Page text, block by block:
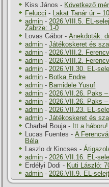
Kiss János - Következő
Felucci -
Lakat Tanár úr –
admin - 2026.VIII.5. EL-
Zabrze: 1-0
Lovas Gábor -Anekdoták:
admin -Játékoskeret és
admin - 2026.VIII.2.
admin - 2026.VIII.2.
admin - 2026.VII.30. EL-
admin - Botka Endre
admin - Bamidele Yusuf
admin - 2026.VII.26. Paks
admin - 2026.VII.26. Paks
admin - 2026.VII.23. EL-
admin -Játékoskeret és
Charbel Bouja - Itt a háboru!
Lucas Fuentes -A
Béla
Laszlo dr.Kincses -
admin - 2026.VII.16. EL-
Erdélyi Dodi - Kuti László:
admin - 2026.VII.9. EL-